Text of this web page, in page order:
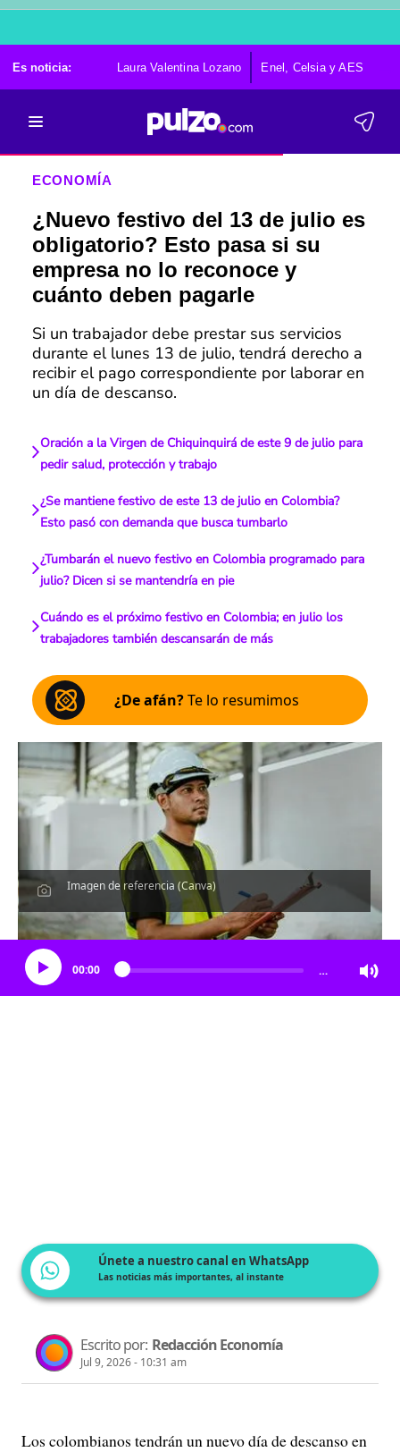
Es noticia: Laura Valentina Lozano Enel, Celsia y AES
ECONOMÍA
¿Nuevo festivo del 13 de julio es
obligatorio? Esto pasa si su
empresa no lo reconoce y
cuánto deben pagarle
Si un trabajador debe prestar sus servicios
durante el lunes 13 de julio, tendrá derecho a
recibir el pago correspondiente por laborar en
un día de descanso.
Oración a la Virgen de Chiquinquirá de este 9 de julio para
pedir salud, protección y trabajo
¿Se mantiene festivo de este 13 de julio en Colombia?
Esto pasó con demanda que busca tumbarlo
¿Tumbarán el nuevo festivo en Colombia programado para
julio? Dicen si se mantendría en pie
Cuándo es el próximo festivo en Colombia; en julio los
trabajadores también descansarán de más
¿De afán?Te lo resumimos
Imagen de referencia (Canva)
Escucha el artículo
00:00 …
Únete a nuestro canal en WhatsApp
Las noticias más importantes, al instante
Escrito por: Redacción Economía
Jul 9, 2026 - 10:31 am
Los colombianos tendrán un nuevo día de descanso en